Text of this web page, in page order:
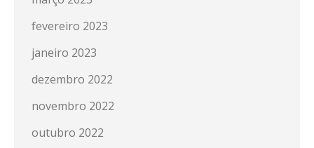
fevereiro 2023
janeiro 2023
dezembro 2022
novembro 2022
outubro 2022